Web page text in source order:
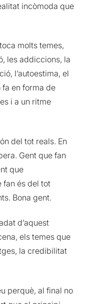
incòmoda que
toca molts temes,
les addiccions, la
l’autoestima, el
en forma de
i a un ritme
del tot reals. En
Gent que fan
que
fan és del tot
Bona gent.
d’aquest
els temes que
la credibilitat
perquè, al final no